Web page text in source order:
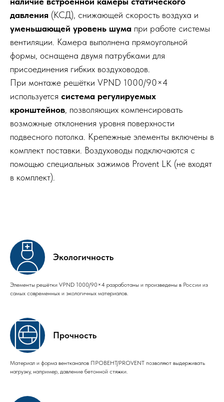
давления (КСД), снижающей скорость воздуха и
уменьшающей уровень шума при работе системы
вентиляции. Камера выполнена прямоугольной
формы, оснащена двумя патрубками для
присоединения гибких воздуховодов.
При монтаже решётки VPND 1000/90×4
используется система регулируемых
кронштейнов, позволяющих компенсировать
возможные отклонения уровня поверхности
подвесного потолка. Крепежные элементы включены в
комплект поставки. Воздуховоды подключаются с
помощью специальных зажимов Provent LK (не входят
в комплект).
Экологичность
Элементы решётки VPND 1000/90×4 разработаны и произведены в России из
самых современных и экологичных материалов.
Прочность
Материал и форма вентканалов ПРОВЕНТ/PROVENT позволяют выдерживать
нагрузку, например, давление бетонной стяжки.